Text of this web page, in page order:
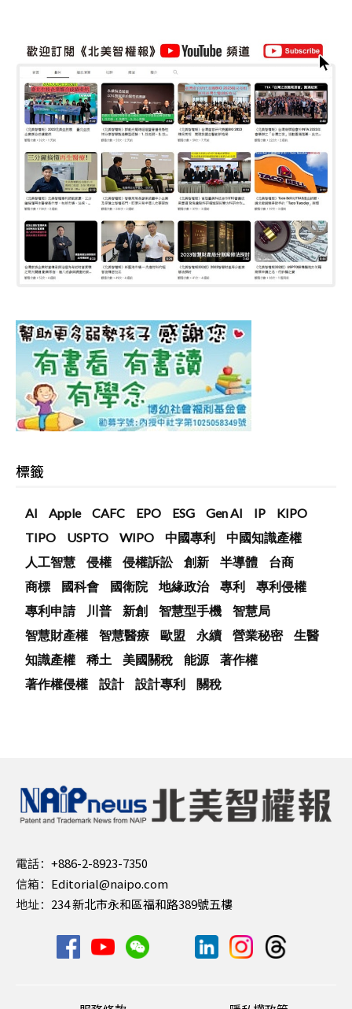
標籤
AI Apple CAFC EPO ESG Gen AI IP
KIPO
TIPO
USPTO WIPO 中國專利
中國知識產權
人工智慧
侵權 侵權訴訟 創新 半導體
台商
商標
國科會 國衛院 地緣政治 專利
專利侵權
專利申請
川普 新創 智慧型手機
智慧局
智慧財產權
智慧醫療 歐盟 永續 營業秘密
生醫
知識產權
稀土 美國關稅 能源
著作權
著作權侵權
設計 設計專利 關稅
電話： +886-2-8923-7350
信箱： Editorial@naipo.com
地址： 234 新北市永和區福和路389號五樓